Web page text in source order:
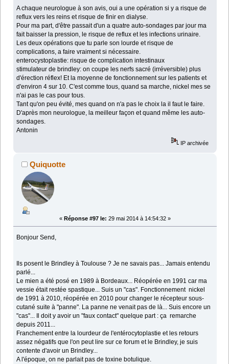
A chaque neurologue à son avis, oui a une opération si y a risque de
reflux vers les reins et risque de finir en dialyse.
Pour ma part, d'être passait d'un a quatre auto-sondages par jour ma
fait baisser la pression, le risque de reflux et les infections urinaire.
Les deux opérations que tu parle son lourde et risque de
complications, a faire vraiment si nécessaire.
enterocystoplastie: risque de complication intestinaux
stimulateur de brindley: on coupe les nerfs sacré (irréversible) plus
d'érection réflex! Et la moyenne de fonctionnement sur les patients et
d'environ 4 sur 10. C'est comme tous, quand sa marche, nickel mes se
n'ai pas le cas pour tous.
Tant qu'on peu évité, mes quand on n'a pas le choix la il faut le faire.
D'après mon neurologue, la meilleur façon et quand même les auto-
sondages.
Antonin
IP archivée
Quiquotte
« Réponse #97 le: 29 mai 2014 à 14:54:32 »
Bonjour Send,
Ils posent le Brindley à Toulouse ? Je ne savais pas... Jamais entendu
parlé...
Le mien a été posé en 1989 à Bordeaux... Réopérée en 1991 car ma
vessie était restée spastique... Suis un "cas". Fonctionnement nickel
de 1991 à 2010, réopérée en 2010 pour changer le récepteur sous-
cutané suite à "panne". La panne ne venait pas de là... Suis encore un
"cas"... Il doit y avoir un "faux contact" quelque part : ça remarche
depuis 2011...
Franchement entre la lourdeur de l'entérocytoplastie et les retours
assez négatifs que l'on peut lire sur ce forum et le Brindley, je suis
contente d'avoir un Brindley...
A l'époque, on ne parlait pas de toxine botulique.